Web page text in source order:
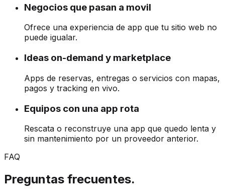
Negocios que pasan a movil
Ofrece una experiencia de app que tu sitio web no
puede igualar.
Ideas on-demand y marketplace
Apps de reservas, entregas o servicios con mapas,
pagos y tracking en vivo.
Equipos con una app rota
Rescata o reconstruye una app que quedo lenta y
sin mantenimiento por un proveedor anterior.
FAQ
Preguntas frecuentes.